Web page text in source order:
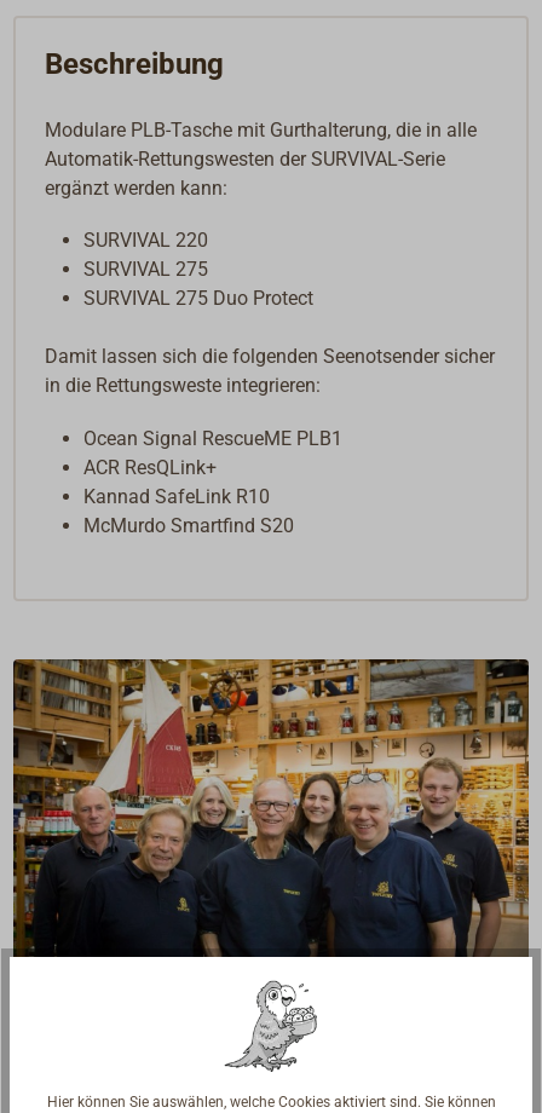
Beschreibung
Modulare PLB-Tasche mit Gurthalterung, die in alle
Automatik-Rettungswesten der SURVIVAL-Serie
ergänzt werden kann:
SURVIVAL 220
SURVIVAL 275
SURVIVAL 275 Duo Protect
Damit lassen sich die folgenden Seenotsender sicher
in die Rettungsweste integrieren:
Ocean Signal RescueME PLB1
ACR ResQLink+
Kannad SafeLink R10
McMurdo Smartfind S20
Fragen zum Artikel?
Reden Sie mit Handwerkern, Bootsbauern und
Hier können Sie auswählen, welche Cookies aktiviert sind. Sie können